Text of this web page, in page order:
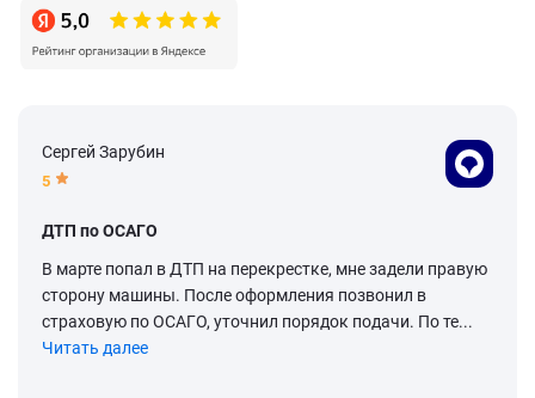
Сергей Зарубин
5
ДТП по ОСАГО
В марте попал в ДТП на перекрестке, мне задели правую
сторону машины. После оформления позвонил в
страховую по ОСАГО, уточнил порядок подачи. По те...
Читать далее